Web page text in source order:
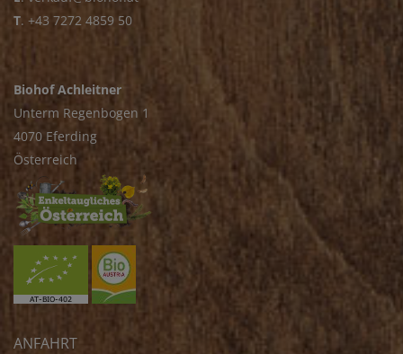
T. +43 7272 4859 50
Biohof Achleitner
Unterm Regenbogen 1
4070 Eferding
Österreich
ANFAHRT